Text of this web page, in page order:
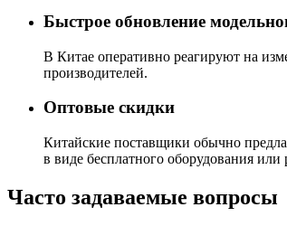
Быстрое обновление
В Китае оперативно реагируют на
производителей.
Оптовые скидки
Китайские поставщики обычно
в виде бесплатного оборудования
Часто задаваемые вопросы